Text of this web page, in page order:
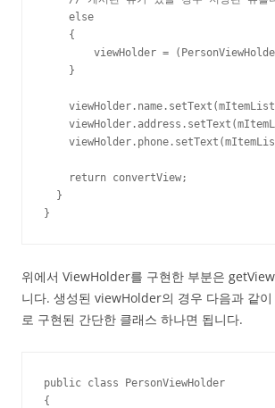
    else
    {
viewHolder =
    }
    return convertView;
  }
}
위에서 ViewHolder를 구현한 부분은
니다. 생성된 viewHolder의 경우 다음과 같
로 구현된 간단한 클래스 하나면 됩니다.
public class PersonViewHolder
{